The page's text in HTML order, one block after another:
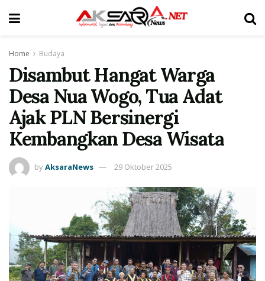
Home Budaya
Disambut Hangat Warga
Desa Nua Wogo, Tua Adat
Ajak PLN Bersinergi
Kembangkan Desa Wisata
byAksaraNews 29 Oktober 2025